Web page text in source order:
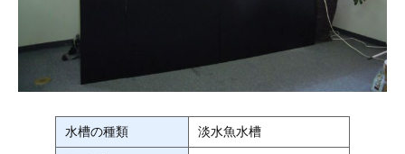
水槽の種類 淡水魚水槽